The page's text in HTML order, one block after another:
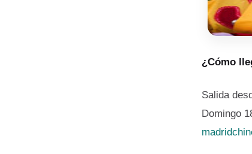
¿Cómo
Salida
Domingo